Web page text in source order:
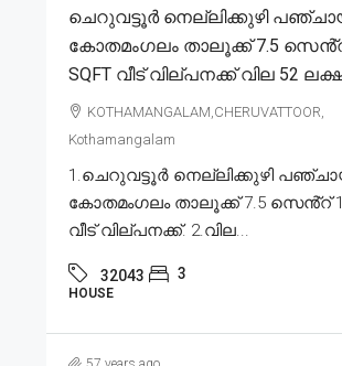
ചെറുവട്ടൂർ നെല്ലിക്കുഴി
കോതമംഗലം താലൂക്ക് 7.5 സെൻ്റ്
SQFT വീട് വില്പനക്ക് വില 52
KOTHAMANGALAM,CHERUVATTOOR,
Kothamangalam
1.ചെറുവട്ടൂർ നെല്ലിക്കുഴി
കോതമംഗലം താലൂക്ക് 7.5 സെൻ്റ്
വീട് വില്പനക്ക്. 2.വില...
32043 3
HOUSE